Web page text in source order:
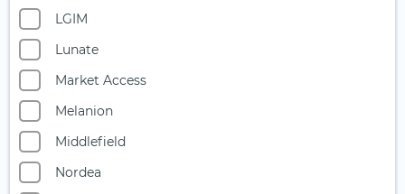
LGIM
Lunate
Market Access
Melanion
Middlefield
Nordea